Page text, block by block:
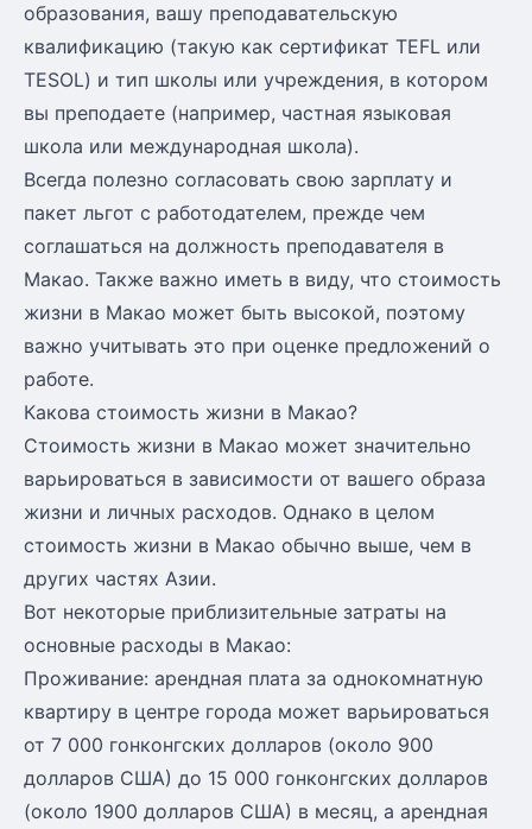
образования, вашу преподавательскую
квалификацию (такую как сертификат TEFL или
TESOL) и тип школы или учреждения, в котором
вы преподаете (например, частная языковая
школа или международная школа).
Всегда полезно согласовать свою зарплату и
пакет льгот с работодателем, прежде чем
соглашаться на должность преподавателя в
Макао. Также важно иметь в виду, что стоимость
жизни в Макао может быть высокой, поэтому
важно учитывать это при оценке предложений о
работе.
Какова стоимость жизни в Макао?
Стоимость жизни в Макао может значительно
варьироваться в зависимости от вашего образа
жизни и личных расходов. Однако в целом
стоимость жизни в Макао обычно выше, чем в
других частях Азии.
Вот некоторые приблизительные затраты на
основные расходы в Макао:
Проживание: арендная плата за однокомнатную
квартиру в центре города может варьироваться
от 7 000 гонконгских долларов (около 900
долларов США) до 15 000 гонконгских долларов
(около 1900 долларов США) в месяц, а арендная